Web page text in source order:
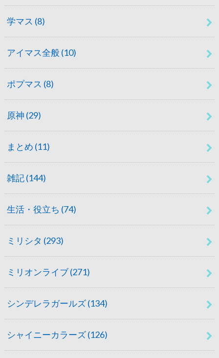
学マス (8)
アイマス全般 (10)
ポプマス (8)
原神 (29)
まとめ (11)
雑記(144)
生活・役立ち (74)
ミリシタ (293)
ミリオンライブ(271)
シンデレラガールズ(134)
シャイニーカラーズ(126)